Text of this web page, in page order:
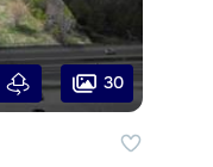
30